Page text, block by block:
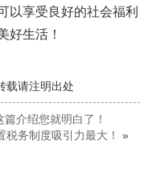
以享受良好的社会福利
好生活！
载请注明出处
介绍您就明白了！
务制度吸引力最大！
»